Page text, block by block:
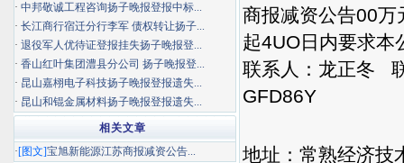
商报减资公告00万
起4UO日内要求本
联系人：龙正冬
GFD86Y
地址：常熟经济技
· 中邦敬诚工程咨询扬子晚报登报中标...
· 长江商行宿迁分行李军 债权转让扬子...
· 退役军人优待证登报挂失扬子晚报登...
· 香山红叶集团澧县分公司 扬子晚报登...
· 昆山嘉栩电子科技扬子晚报登报遗失...
· 昆山和锟金属材料扬子晚报登报遗失...
相关文章
·[图文]宝旭新能源江苏商报减资公告...